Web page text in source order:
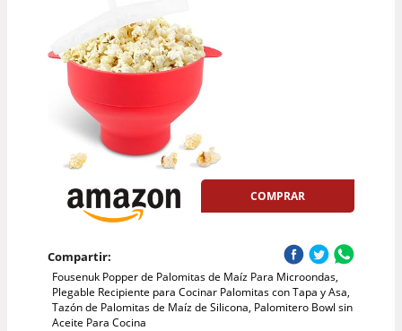
COMPRAR
Compartir:
Fousenuk Popper de Palomitas de Maíz Para Microondas,
Plegable Recipiente para Cocinar Palomitas con Tapa y Asa,
Tazón de Palomitas de Maíz de Silicona, Palomitero Bowl sin
Aceite Para Cocina